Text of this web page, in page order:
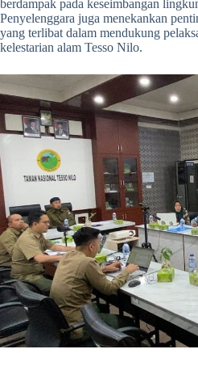
berdampak pada keseimbangan
Penyelenggara juga menekankan
yang terlibat dalam mendukung
kelestarian alam Tesso Nilo.